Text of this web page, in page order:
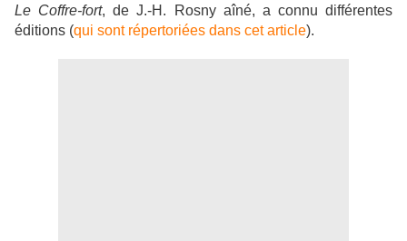
Le Coffre-fort, de J.-H. Rosny aîné, a connu différentes
éditions (qui sont répertoriées dans cet article).